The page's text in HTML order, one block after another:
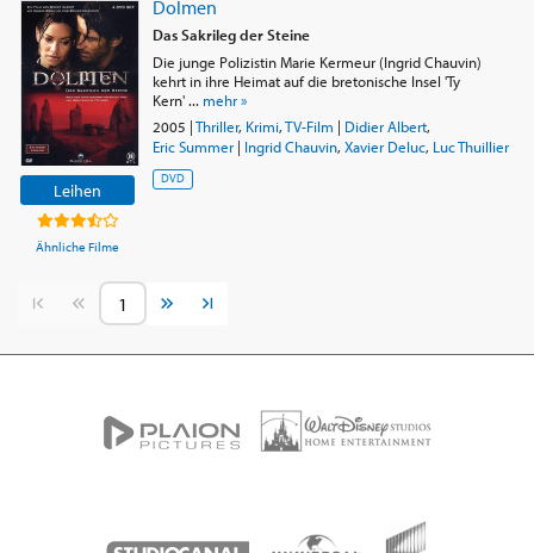
Leihen
Ähnliche Filme
Dolmen
Das Sakrileg der Steine
Die junge Polizistin Marie Kermeur (Ingrid Chauvin)
kehrt in ihre Heimat auf die bretonische Insel 'Ty
Kern' ... mehr »
2005 |Thriller, Krimi,TV-Film | Didier Albert,
Eric Summer| Ingrid Chauvin, Xavier Deluc, Luc Thuillier
DVD
Vorherige SeiteNächste Seite